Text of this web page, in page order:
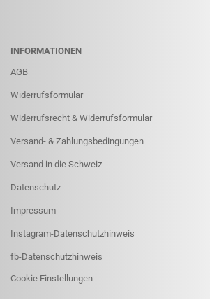
INFORMATIONEN
AGB
Widerrufsformular
Widerrufsrecht & Widerrufsformular
Versand- & Zahlungsbedingungen
Versand in die Schweiz
Datenschutz
Impressum
Instagram-Datenschutzhinweis
fb-Datenschutzhinweis
Cookie Einstellungen